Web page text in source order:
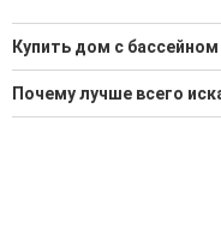
Купить дом с
Ищите, как Купить
Воспользуйтесь
Почему лучше всего